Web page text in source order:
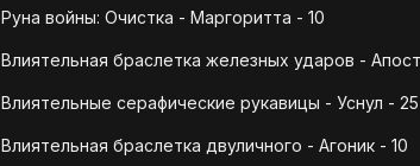
Руна войны: Очистка - Маргоритта - 10
Влиятельная браслетка железных ударов -
Влиятельные серафические рукавицы - Уснул - 25
Влиятельная браслетка двуличного - Агоник - 10